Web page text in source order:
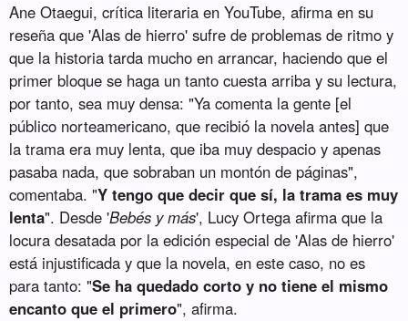
Ane Otaegui, crítica literaria en YouTube, afirma en su
reseña que 'Alas de hierro' sufre de problemas de ritmo y
que la historia tarda mucho en arrancar, haciendo que el
primer bloque se haga un tanto cuesta arriba y su lectura,
por tanto, sea muy densa: "Ya comenta la gente [el
público norteamericano, que recibió la novela antes] que
la trama era muy lenta, que iba muy despacio y apenas
pasaba nada, que sobraban un montón de páginas",
comentaba. "Y tengo que decir que sí, la trama es muy
lenta". Desde 'Bebés y más', Lucy Ortega afirma que la
locura desatada por la edición especial de 'Alas de hierro'
está injustificada y que la novela, en este caso, no es
para tanto: "Se ha quedado corto y no tiene el mismo
encanto que el primero", afirma.